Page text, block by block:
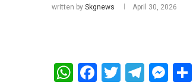
written by Skgnews April 30, 2026
WhatsApp
Facebook
Twitter